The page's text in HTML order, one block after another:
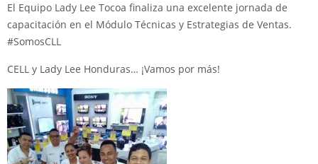
El Equipo Lady Lee Tocoa finaliza una excelente jornada de
capacitación en el Módulo Técnicas y Estrategias de Ventas.
#SomosCLL
CELL y Lady Lee Honduras… ¡Vamos por más!